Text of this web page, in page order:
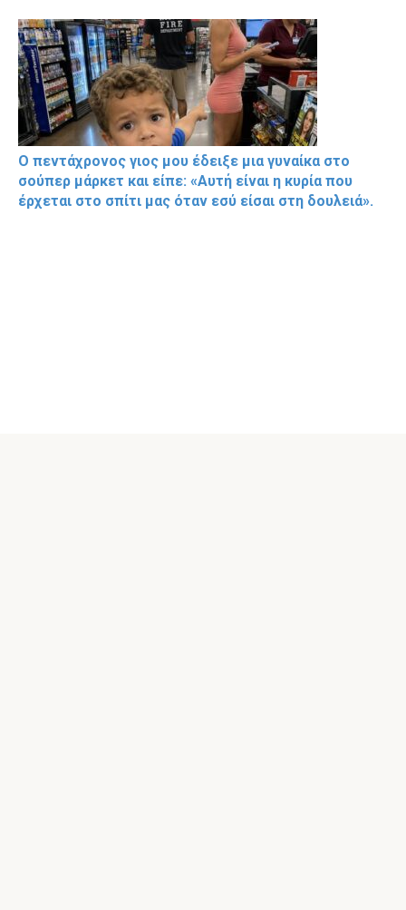
Ο πεντάχρονος γιος μου έδειξε μια γυναίκα στο
σούπερ μάρκετ και είπε: «Αυτή είναι η κυρία που
έρχεται στο σπίτι μας όταν εσύ είσαι στη δουλειά».